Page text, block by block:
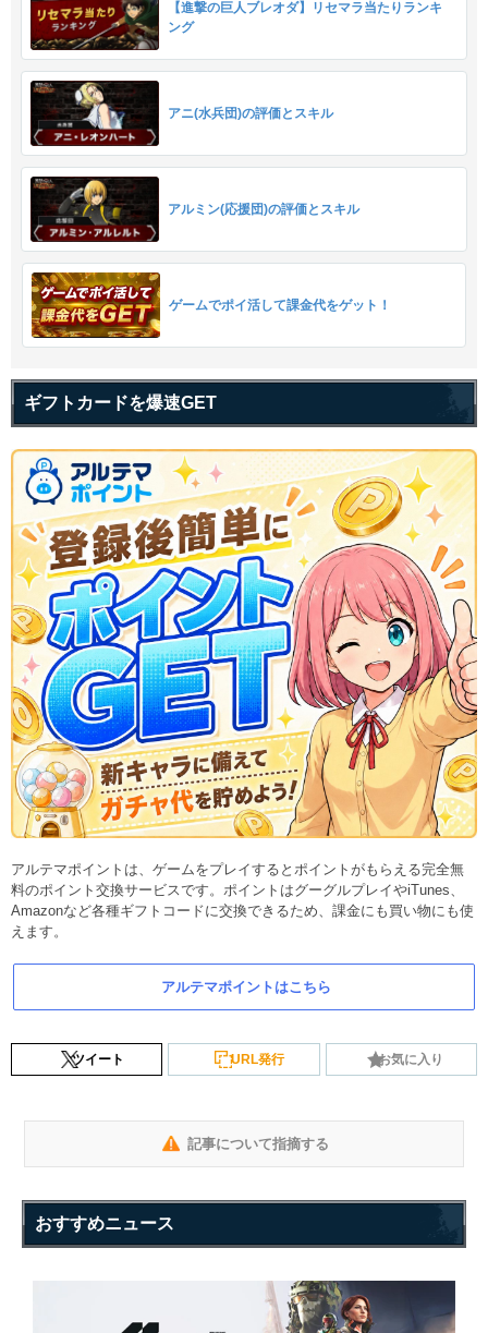
【進撃の巨人ブレオダ】リセマラ当たりランキ
ング
アニ(水兵団)の評価とスキル
アルミン(応援団)の評価とスキル
ゲームでポイ活して課金代をゲット！
ギフトカードを爆速GET
アルテマポイントは、ゲームをプレイするとポイントがもらえる完全無
料のポイント交換サービスです。ポイントはグーグルプレイやiTunes、
Amazonなど各種ギフトコードに交換できるため、課金にも買い物にも使
えます。
アルテマポイントはこちら
ツイート URL発行 お気に入り
記事について指摘する
おすすめニュース